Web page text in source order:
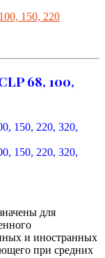
150, 220
68, 100,
для
и иностранных
при средних